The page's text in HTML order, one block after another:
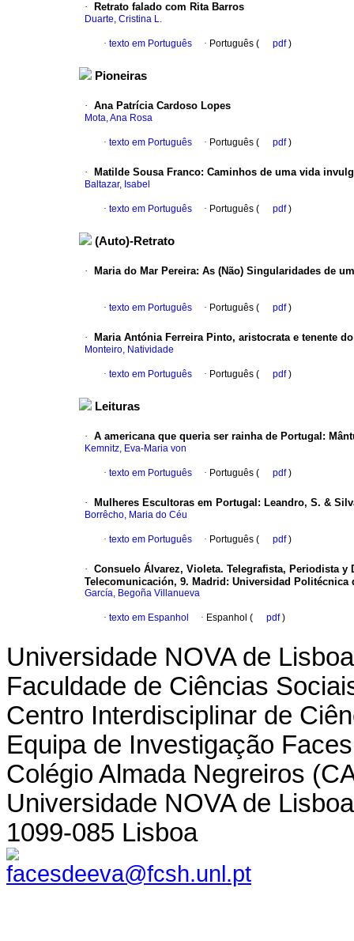
· Retrato falado com Rita Barros
Duarte, Cristina L.
· texto em Português · Português ( pdf)
Pioneiras
· Ana Patrícia Cardoso Lopes
Mota, Ana Rosa
· texto em Português · Português ( pdf)
· Matilde Sousa Franco: Caminhos de uma vida
Baltazar, Isabel
· texto em Português · Português ( pdf)
(Auto)-Retrato
· Maria do Mar Pereira: As (Não) Singularidades de
· texto em Português · Português ( pdf)
· Maria Antónia Ferreira Pinto, aristocrata e tenente
Monteiro, Natividade
· texto em Português · Português ( pdf)
Leituras
· A americana que queria ser rainha de Portugal :
Kemnitz, Eva-Maria von
· texto em Português · Português ( pdf)
· Mulheres Escultoras em Portugal : Leandro, S. &
Borrêcho, Maria do Céu
· texto em Português · Português ( pdf)
· Consuelo Álvarez, Violeta. Telegrafista, Periodista y
Telecomunicación, 9. Madrid: Universidad Politécnica
García, Begoña Villanueva
· texto em Espanhol · Espanhol ( pdf)
Universidade NOVA de Lisboa
Faculdade de Ciências
Centro Interdisciplinar de
Equipa de Investigação
Colégio Almada Negreiros
Universidade NOVA de
1099-085 Lisboa
facesdeeva@fcsh.unl.pt